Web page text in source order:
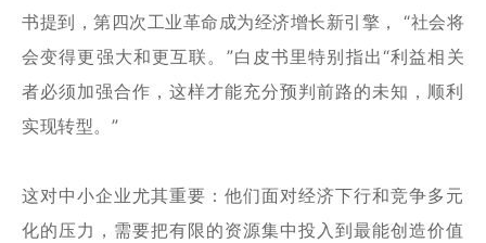
书提到，第四次工业革命成为经济增长新引擎， “社会将
会变得更强大和更互联。”白皮书里特别指出“利益相关
者必须加强合作，这样才能充分预判前路的未知，顺利
实现转型。”
这对中小企业尤其重要：他们面对经济下行和竞争多元
化的压力，需要把有限的资源集中投入到最能创造价值